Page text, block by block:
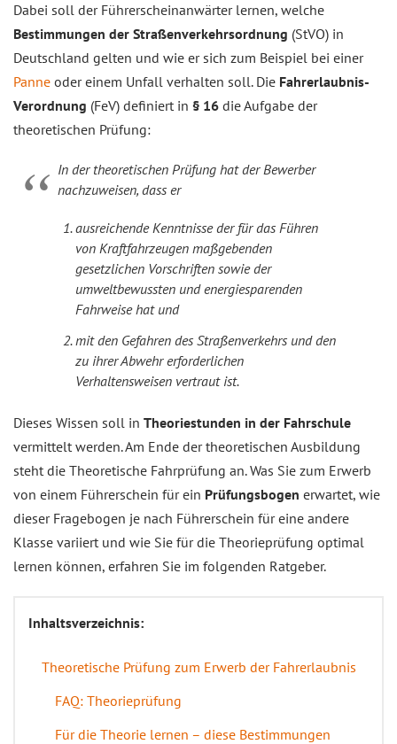
Dabei soll der Führerscheinanwärter lernen, welche
Bestimmungen der Straßenverkehrsordnung (StVO) in
Deutschland gelten und wie er sich zum Beispiel bei einer
Panne oder einem Unfall verhalten soll. Die Fahrerlaubnis-
Verordnung (FeV) definiert in § 16 die Aufgabe der
theoretischen Prüfung:
In der theoretischen Prüfung hat der Bewerber
nachzuweisen, dass er
ausreichende Kenntnisse der für das Führen
von Kraftfahrzeugen maßgebenden
gesetzlichen Vorschriften sowie der
umweltbewussten und energiesparenden
Fahrweise hat und
mit den Gefahren des Straßenverkehrs und den
zu ihrer Abwehr erforderlichen
Verhaltensweisen vertraut ist.
Dieses Wissen soll in Theoriestunden in der Fahrschule
vermittelt werden. Am Ende der theoretischen Ausbildung
steht die Theoretische Fahrprüfung an. Was Sie zum Erwerb
von einem Führerschein für ein Prüfungsbogen erwartet, wie
dieser Fragebogen je nach Führerschein für eine andere
Klasse variiert und wie Sie für die Theorieprüfung optimal
lernen können, erfahren Sie im folgenden Ratgeber.
Inhaltsverzeichnis:
Theoretische Prüfung zum Erwerb der Fahrerlaubnis
FAQ: Theorieprüfung
Für die Theorie lernen – diese Bestimmungen